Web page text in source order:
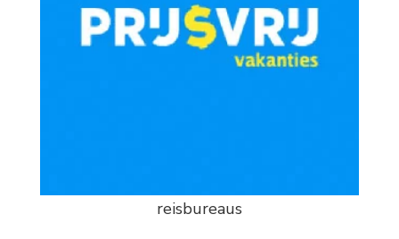
reisbureaus